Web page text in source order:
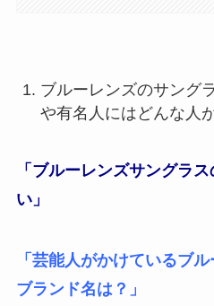
ブルーレンズのサング
や有名人にはどんな人
「ブルーレンズサングラ
い」
「芸能人がかけているブ
ブランド名は？」